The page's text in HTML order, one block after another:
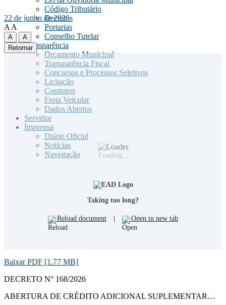
Código Tributário
Decretos
Portarias
Conselho Tutelar
Transparência
Orçamento Municipal
Transparência Fiscal
Concursos e Processos Seletivos
Licitação
Contratos
Frota Veicular
Dados Abertos
Servidor
Imprensa
Diário Oficial
Notícias
Navegação
22 de junho de 2026
A A
A
A
Retornar
Loading...
Taking too long?
Reload document | Open in new tab
Baixar PDF [1.77 MB]
DECRETO N° 168/2026
ABERTURA DE CRÉDITO ADICIONAL SUPLEMENTAR…